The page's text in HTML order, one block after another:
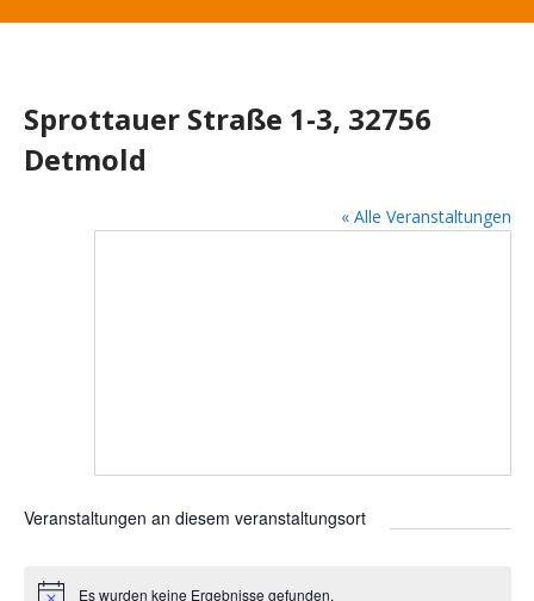
Sprottauer Straße 1-3, 32756
Detmold
« Alle Veranstaltungen
Veranstaltungen an diesem veranstaltungsort
Es wurden keine Ergebnisse gefunden.